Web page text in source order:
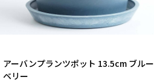
アーバンプランツポット 13.5cm ブルー
ベリー